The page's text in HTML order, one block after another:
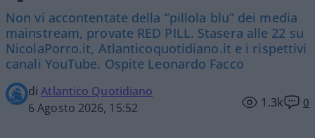
Non vi accontentate della “pillola blu” dei media
mainstream, provate RED PILL. Stasera alle 22 su
NicolaPorro.it, Atlanticoquotidiano.it e i rispettivi
canali YouTube. Ospite Leonardo Facco
diAtlantico Quotidiano
6 Agosto 2026, 15:52
1.3k 0